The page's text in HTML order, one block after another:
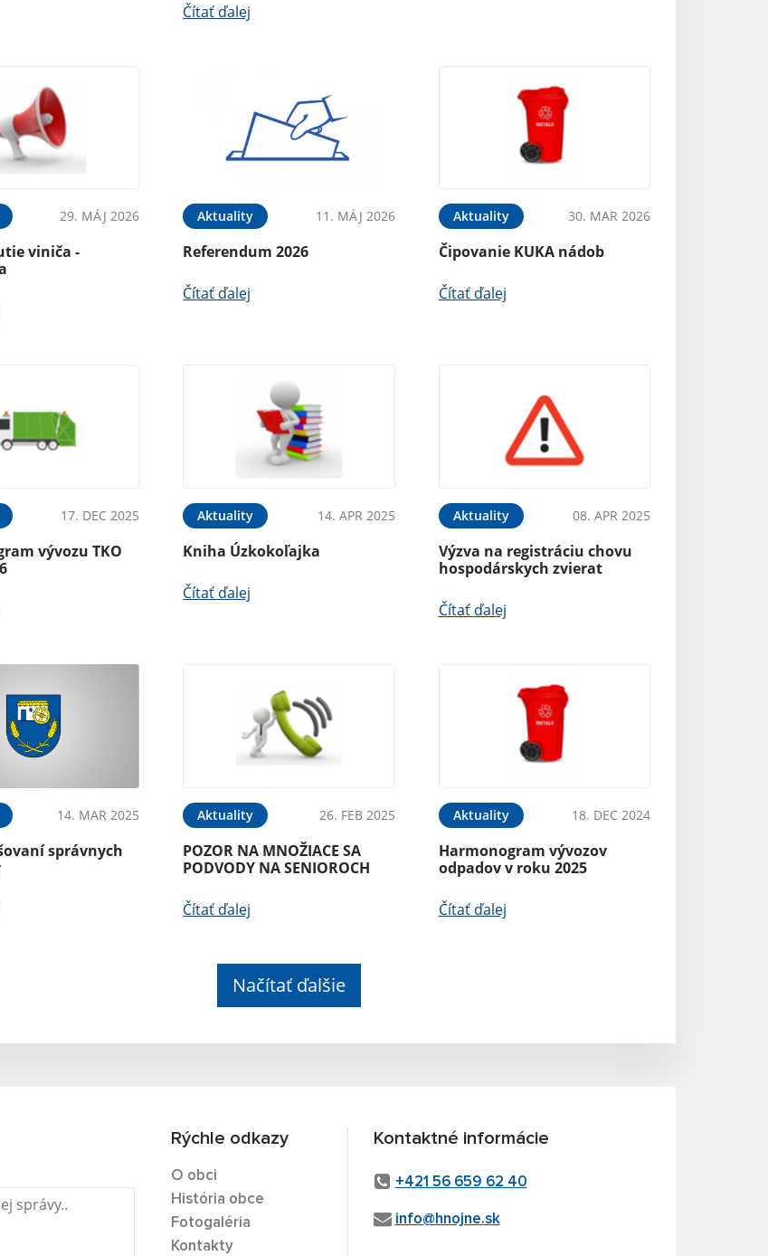
Čítať ďalej
29. MÁJ 2026
viniča -
Aktuality 11. MÁJ 2026
Referendum 2026
Čítať ďalej
Aktuality 30. MAR 2026
Čipovanie KUKA nádob
Čítať ďalej
17. DEC 2025
vývozu TKO
Aktuality 14. APR 2025
Kniha Úzkokoľajka
Čítať ďalej
Aktuality 08. APR 2025
Výzva na registráciu chovu
hospodárskych zvierat
Čítať ďalej
14. MAR 2025
správnych
Aktuality 26. FEB 2025
POZOR NA MNOŽIACE SA
PODVODY NA SENIOROCH
Čítať ďalej
Aktuality 18. DEC 2024
Harmonogram vývozov
odpadov v roku 2025
Čítať ďalej
Načítať ďalšie
Rýchle odkazy
O obci
História obce
Fotogaléria
Kontakty
Kontaktné informácie
+421 56 659 62 40
info@hnojne.sk